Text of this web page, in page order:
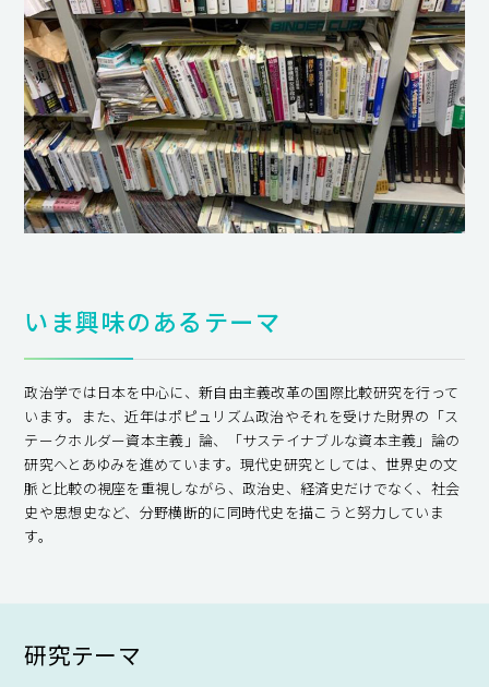
いま興味のあるテーマ
政治学では日本を中心に、新自由主義改革の国際比較研究を行って
います。また、近年はポピュリズム政治やそれを受けた財界の「ス
テークホルダー資本主義」論、「サステイナブルな資本主義」論の
研究へとあゆみを進めています。現代史研究としては、世界史の文
脈と比較の視座を重視しながら、政治史、経済史だけでなく、社会
史や思想史など、分野横断的に同時代史を描こうと努力していま
す。
研究テーマ